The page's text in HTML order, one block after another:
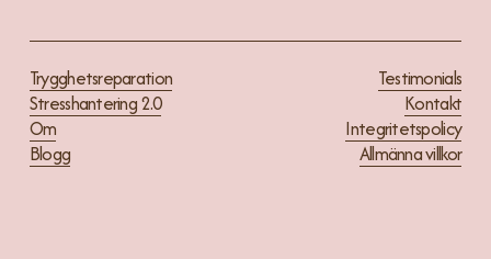
d
Testimonials
Kontakt
Integritetspolicy
Allmänna villkor
Trygghetsreparation
Stresshantering 2.0
Om
Blogg